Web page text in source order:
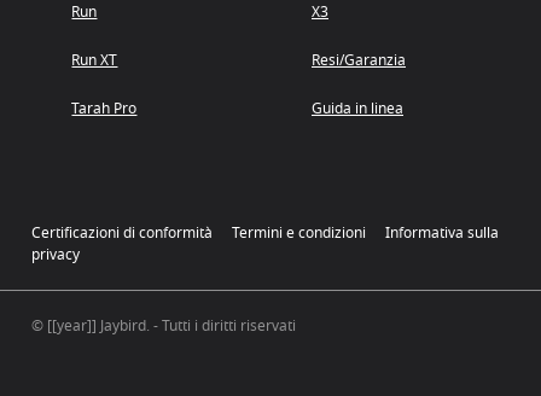
Run
Run XT
Tarah Pro
X3
Resi/Garanzia
Guida in linea
Certificazioni di conformità Termini e condizioni
Informativa sulla
privacy
© [[year]] Jaybird. - Tutti i diritti riservati